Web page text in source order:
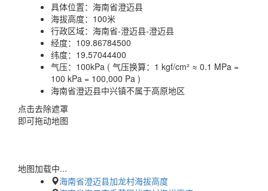
具体位置： 海南省澄迈县
海拔高度： 100米
行政区域： 海南省-澄迈县-澄迈县
经度： 109.86784500
纬度： 19.57044400
气压： 100kPa ( 气压换算：1 kgf/cm² ≈ 0.1 MPa =
100 kPa = 100,000 Pa )
海南省澄迈县中兴镇不属于高原地区
点击去除遮罩
即可拖动地图
地图加载中...
海南省澄迈县加龙村海拔高度